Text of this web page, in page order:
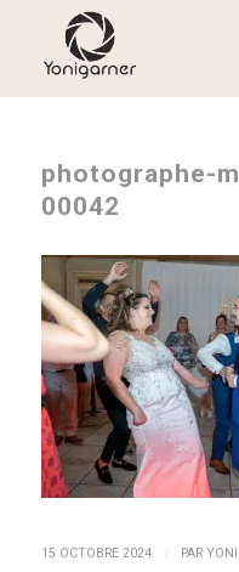
photographe-
00042
15 OCTOBRE 2024 / PAR YONI